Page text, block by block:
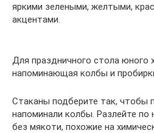
яркими зелеными, желтыми,
акцентами.
Для праздничного стола юного
напоминающая колбы и
Стаканы подберите так, чтобы
напоминали колбы. Разлейте по
без мякоти, похожие на